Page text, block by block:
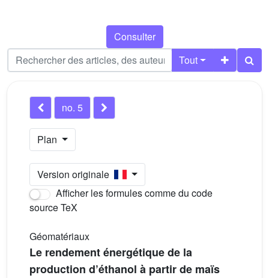
Consulter
Tout
no. 5
Plan
Version originale
Afficher les formules comme du code
source TeX
Géomatériaux
Le rendement énergétique de la
production d’éthanol à partir de maïs